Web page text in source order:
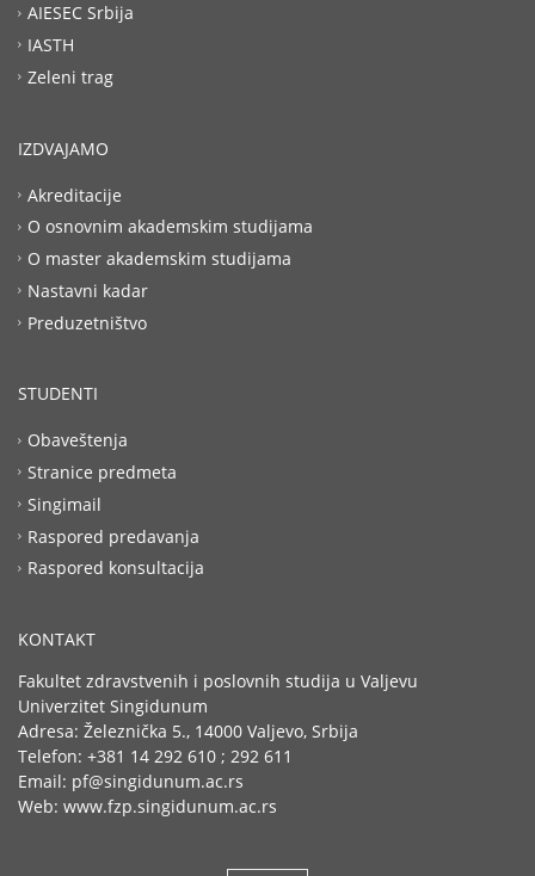
AIESEC Srbija
IASTH
Zeleni trag
IZDVAJAMO
Akreditacije
O osnovnim akademskim studijama
O master akademskim studijama
Nastavni kadar
Preduzetništvo
STUDENTI
Obaveštenja
Stranice predmeta
Singimail
Raspored predavanja
Raspored konsultacija
KONTAKT
Fakultet zdravstvenih i poslovnih studija u Valjevu
Univerzitet Singidunum
Adresa: Železnička 5., 14000 Valjevo, Srbija
Telefon: +381 14 292 610 ; 292 611
Email: pf@singidunum.ac.rs
Web: www.fzp.singidunum.ac.rs